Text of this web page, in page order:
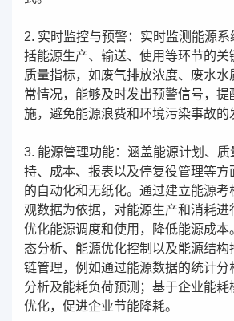
2. 实时监控与预警：实时监测能源
括能源生产、输送、使用等环节的关
质量指标，如废气排放浓度、废水水
常情况，能够及时发出预警信号，提
施，避免能源浪费和环境污染事故的
3. 能源管理功能：涵盖能源计划、
持、成本、报表以及停复役管理等方
的自动化和无纸化。通过建立能源考
观数据为依据，对能源生产和消耗进
优化能源调度和使用，降低能源成本
态分析、能源优化控制以及能源结构
链管理，例如通过能源数据的统计分
分析及能耗负荷预测；基于企业能耗
优化，促进企业节能降耗。